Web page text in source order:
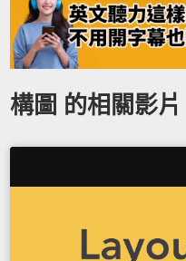
構圖 的相關影片